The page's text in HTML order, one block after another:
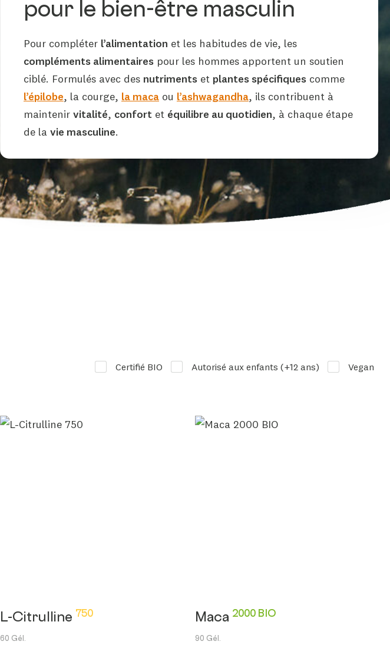
pour le bien-être masculin
Pour compléter l’alimentation et les habitudes de vie, les
compléments alimentairespour les hommes apportent un soutien
ciblé. Formulés avec des nutrimentset plantes spécifiquescomme
l’épilobe, la courge, la macaou l’ashwagandha, ils contribuent à
maintenir vitalité, confortet équilibre au quotidien, à chaque étape
de la vie masculine.
Certifié BIO Autorisé aux enfants (+12 ans) Vegan
L-Citrulline 750
60 Gél.
Maca 2000 BIO
90 Gél.